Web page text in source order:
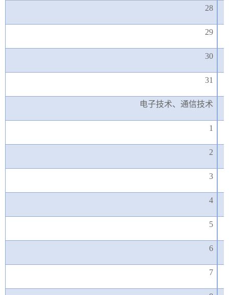
28
29
30
31
电子技术、通信技术
1
2
3
4
5
6
7